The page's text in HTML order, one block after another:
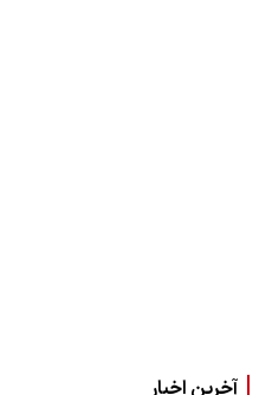
آخرین اخبار